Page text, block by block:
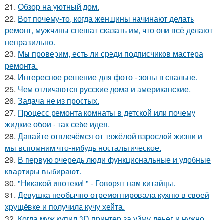
21. Обзор на уютный дом.
22. Вот почему-то, когда женщины начинают делать
ремонт, мужчины спешат сказать им, что они всё делают
неправильно.
23. Мы проверим, есть ли среди подписчиков мастера
ремонта.
24. Интересное решение для фото - зоны в спальне.
25. Чем отличаются русские дома и американские.
26. Задача не из простых.
27. Процесс ремонта комнаты в детской или почему
жидкие обои - так себе идея.
28. Давайте отвлечёмся от тяжёлой взрослой жизни и
мы вспомним что-нибудь ностальгическое.
29. В первую очередь люди функциональные и удобные
квартиры выбирают.
30. "Никакой ипотеки! " - Говорят нам китайцы.
31. Девушка необычно отремонтировала кухню в своей
хрущёвке и получила кучу хейта.